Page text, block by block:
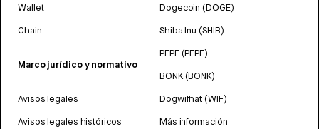
Wallet
Chain
Marco jurídico y normativo
Avisos legales
Avisos legales históricos
Dogecoin (DOGE)
Shiba Inu (SHIB)
PEPE (PEPE)
BONK (BONK)
Dogwifhat (WIF)
Más información